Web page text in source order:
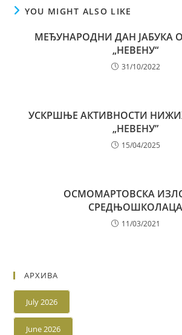
YOU MIGHT ALSO LIKE
МЕЂУНАРОДНИ ДАН ЈАБУКА
„НЕВЕНУ“
31/10/2022
УСКРШЊЕ АКТИВНОСТИ
„НЕВЕНУ”
15/04/2025
ОСМОМАРТОВСКА
СРЕДЊОШКОЛАЦА
11/03/2021
АРХИВА
July 2026
June 2026